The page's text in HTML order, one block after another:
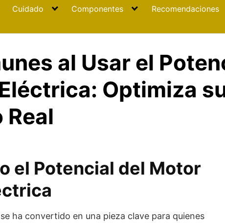
Cuidado Componentes Recomendaciones
al Usar el
Optimiza
Real
el Potencial del Motor
se ha convertido en una pieza clave para quienes